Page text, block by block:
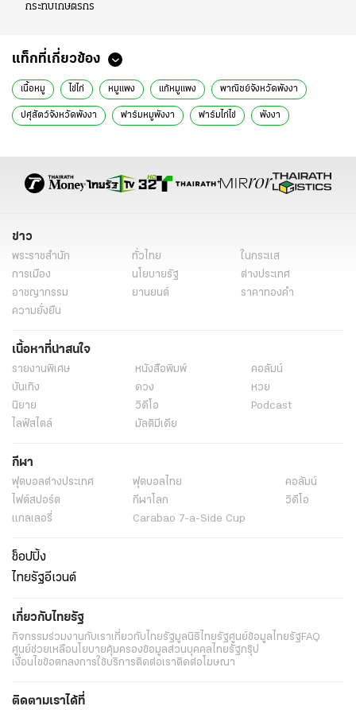
กระทบเกษตรกร
แท็กที่เกี่ยวข้อง
เนื้อหมู ไข่ไก่ หมูแพง แก้หมูแพง พาณิชย์จังหวัดพังงา
ปศุสัตว์จังหวัดพังงา ฟาร์มหมูพังงา ฟาร์มไก่ไข่ พังงา
ข่าว
พระราชสำนัก ทั่วไทย
ในกระแส
การเมือง
นโยบายรัฐ
ต่างประเทศ
อาชญากรรม
ยานยนต์
ราคาทองคำ
ความยั่งยืน
เนื้อหาที่น่าสนใจ
รายงานพิเศษ หนังสือพิมพ์
คอลัมน์
บันเทิง
ดวง
หวย
นิยาย
วิดีโอ
Podcast
ไลฟ์สไตล์
มัลติมีเดีย
กีฬา
ฟุตบอลต่่างประเทศ ฟุตบอลไทย
คอลัมน์
ไฟต์สปอร์ต
กีฬาโลก
วิดีโอ
แกลเลอรี่
Carabao 7-a-Side Cup
ช็อปปิ้ง
ไทยรัฐอีเวนต์
เกี่ยวกับไทยรัฐ
กิจกรรมร่วมงานกับเราเกี่ยวกับไทยรัฐมูลนิธิไทยรัฐศูนย์ข้อมูลไทยรัฐ FAQ
ศูนย์ช่วยเหลือนโยบายคุ้มครองข้อมูลส่วนบุคคลไทยรัฐกรุ๊ป
เงื่อนไขข้อตกลงการใช้บริการติดต่อเราติดต่อโฆษณา
ติดตามเราได้ที่